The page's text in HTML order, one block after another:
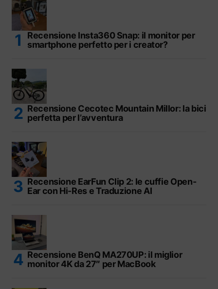
Recensione Insta360 Snap: il monitor per
smartphone perfetto per i creator?
Recensione Cecotec Mountain Millor: la bici
perfetta per l’avventura
Recensione EarFun Clip 2: le cuffie Open-
Ear con Hi-Res e Traduzione AI
Recensione BenQ MA270UP: il miglior
monitor 4K da 27″ per MacBook